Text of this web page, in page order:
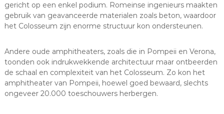
gericht op een enkel podium. Romeinse ingenieurs maakten
gebruik van geavanceerde materialen zoals beton, waardoor
het Colosseum zijn enorme structuur kon ondersteunen.
Andere oude amphitheaters, zoals die in Pompeii en Verona,
toonden ook indrukwekkende architectuur maar ontbeerden
de schaal en complexiteit van het Colosseum. Zo kon het
amphitheater van Pompeii, hoewel goed bewaard, slechts
ongeveer 20.000 toeschouwers herbergen.